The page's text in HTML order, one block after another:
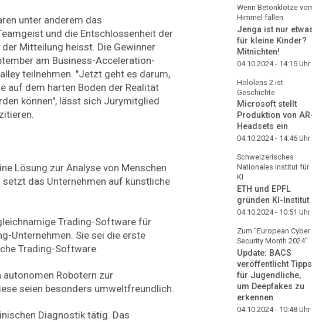
unter anderem das
und die Entschlossenheit der
Mitteilung heisst. Die Gewinner
am Business-Acceleration-
teilnehmen. "Jetzt geht es darum,
auf dem harten Boden der Realität
können", lässt sich Jurymitglied
Lösung zur Analyse von Menschen
setzt das Unternehmen auf künstliche
Trading-Software für
Unternehmen. Sie sei die erste
Trading-Software.
autonomen Robotern zur
seien besonders umweltfreundlich.
Diagnostik tätig. Das
Wenn Betonklötze
Himmel fallen
Jenga ist nur
für kleine Kinder?
Mitnichten!
04.10.2024 - 14:15 Uhr
Hololens 2 ist
Geschichte
Microsoft stellt
Produktion von
Headsets ein
04.10.2024 - 14:46 Uhr
Schweizerisches
Nationales Institut für
KI
ETH und EPFL
gründen KI-Institut
04.10.2024 - 10:51 Uhr
Zum "European Cyber
Security Month 2024"
Update: BACS
veröffentlicht Tipps
für Jugendliche,
um Deepfakes zu
erkennen
04.10.2024 - 10:48 Uhr